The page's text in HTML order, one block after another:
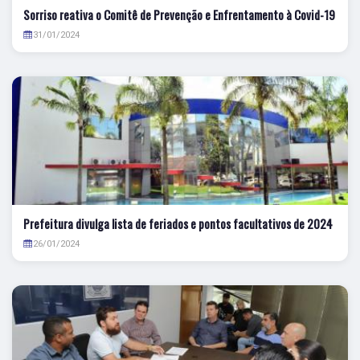
Sorriso reativa o Comitê de Prevenção e Enfrentamento à Covid-19
31/01/2024
Prefeitura divulga lista de feriados e pontos facultativos de 2024
26/01/2024